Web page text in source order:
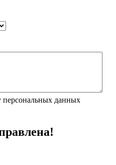
персональных данных